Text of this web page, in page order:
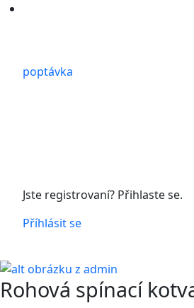
poptávka
Jste registrovaní? Přihlaste se.
Příhlásit se
Rohová spínací